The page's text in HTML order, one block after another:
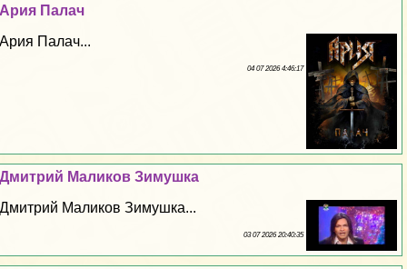
Ария Палач
Ария Палач...
04 07 2026 4:46:17
Дмитрий Маликов Зимушка
Дмитрий Маликов Зимушка...
03 07 2026 20:40:35